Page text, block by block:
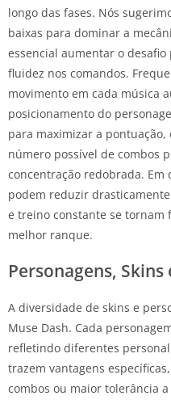
longo das fases. Nós
baixas para dominar a
essencial aumentar o
fluidez nos comandos.
movimento em cada música
posicionamento do
para maximizar a
número possível de combos
concentração redobrada.
podem reduzir
e treino constante se tornam
melhor ranque.
Personagens,
A diversidade de skins e
Muse Dash. Cada
refletindo diferentes
trazem vantagens
combos ou maior tolerância